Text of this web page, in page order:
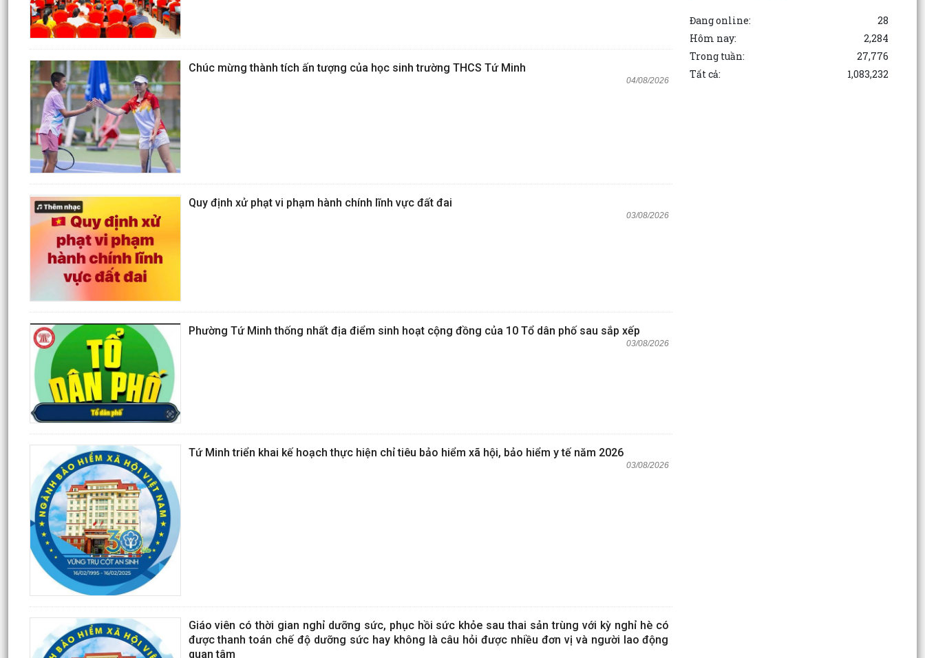
Chúc mừng thành tích ấn tượng của học sinh trường THCS Tứ Minh
04/08/2026
Quy định xử phạt vi phạm hành chính lĩnh vực đất đai
03/08/2026
Phường Tứ Minh thống nhất địa điểm sinh hoạt cộng đồng của 10 Tổ dân phố sau sắp xếp
03/08/2026
Tứ Minh triển khai kế hoạch thực hiện chỉ tiêu bảo hiểm xã hội, bảo hiểm y tế năm 2026
03/08/2026
Giáo viên có thời gian nghỉ dưỡng sức, phục hồi sức khỏe sau thai sản trùng với kỳ nghỉ hè có
được thanh toán chế độ dưỡng sức hay không là câu hỏi được nhiều đơn vị và người lao động
quan tâm
Đang online:
28
Hôm nay:
2,284
Trong tuần:
27,776
Tất cả:
1,083,232